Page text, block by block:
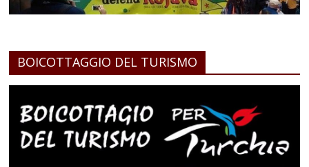
BOICOTTAGGIO DEL TURISMO